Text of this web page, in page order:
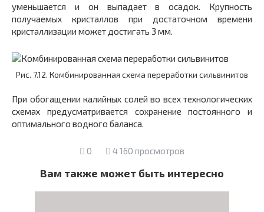
уменьшается и он выпадает в осадок. Крупность
получаемых кристаллов при достаточном времени
кристаллизации может достигать 3 мм.
Рис. 7.12. Комбинированная схема переработки сильвинитов
При обогащении калийных солей во всех технологических
схемах предусматривается сохранение постоянного и
оптимального водного баланса.
0 4 160 просмотров
Вам также может быть интересно